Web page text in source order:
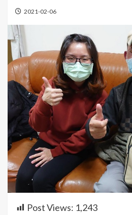
2021-02-06
Post Views: 1,243